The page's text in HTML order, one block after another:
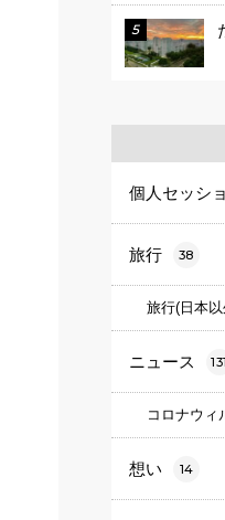
個人セッシ
旅行 38
旅行(日本
ニュース 131
コロナウィ
想い 14